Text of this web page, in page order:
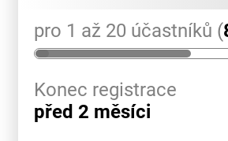
pro 1 až 20 účastníků (
Konec registrace
před 2 měsíci